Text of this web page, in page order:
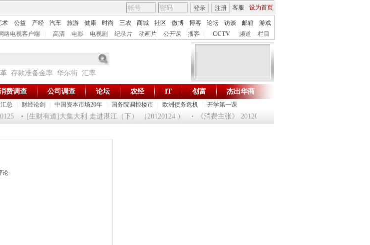
客服 设为首页
登录 注册
术 公益 产经 汽车 旅游 健康 时尚 三农 商城 社区 微博 博客 论坛 访谈 邮箱
游戏
络电视客户端 高清 电影 电视剧 纪录片 动画片 公开课 播客 CCTV 频道 栏目
存款准备金率 华尔街 汇率
财智生活 一键通达
总 财经论剑 中国资本市场20年 国务院调控楼市 欧洲债务危机 开学第一课
费调查 公司调查 论坛 农经 IT 创富 杰出华商
[生财有道]大集大利 走进湛江（下） （20120124 ） 《消费主张》 20120124 淘乐龙年味道——鱼跃迎龙合家欢
论